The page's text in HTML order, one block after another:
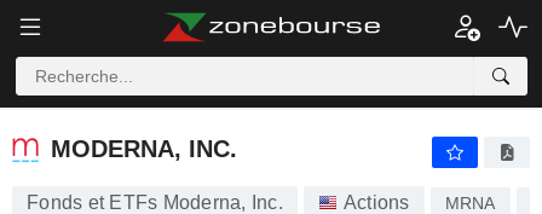
MODERNA, INC.
MODERNA, INC.
Fonds et ETFs Moderna, Inc. Actions MRNA